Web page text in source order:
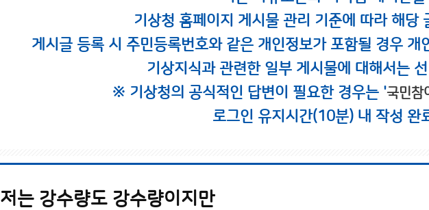
기상청 홈페이지 게시물 관리 기준에 따라 해당
게시글 등록 시 주민등록번호와 같은 개인정보가 포함될 경우
기상지식과 관련한 일부 게시물에 대해서는
※ 기상청의 공식적인 답변이 필요한 경우는 '국민참
로그인 유지시간(10분) 내 작성 완
저는 강수량도 강수량이지만